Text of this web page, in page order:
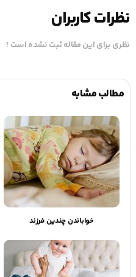
نظرات کاربران
نظری برای این مقاله ثبت نشده است !
مطالب مشابه
خواباندن چندین فرزند